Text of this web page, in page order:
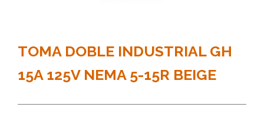
TOMA DOBLE INDUSTRIAL GH
15A 125V NEMA 5-15R BEIGE